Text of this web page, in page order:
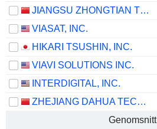
JIANGSU ZHONGTIAN TECHNOLOGY CO., LTD.
VIASAT, INC.
HIKARI TSUSHIN, INC.
VIAVI SOLUTIONS INC.
INTERDIGITAL, INC.
ZHEJIANG DAHUA TECHNOLOGY CO., LTD.
Genomsnitt